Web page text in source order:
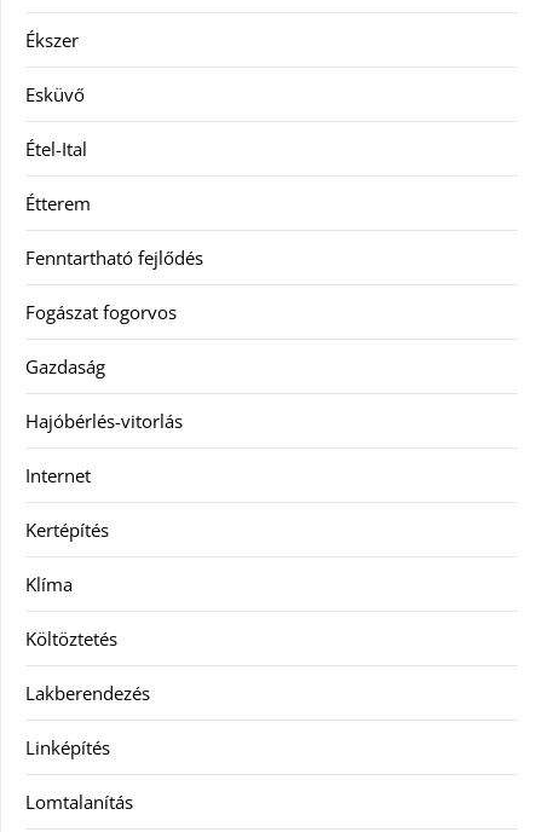
Ékszer
Esküvő
Étel-Ital
Étterem
Fenntartható fejlődés
Fogászat fogorvos
Gazdaság
Hajóbérlés-vitorlás
Internet
Kertépítés
Klíma
Költöztetés
Lakberendezés
Linképítés
Lomtalanítás